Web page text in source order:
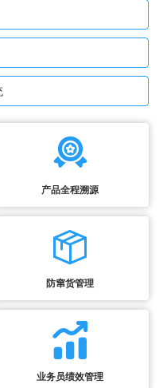
产品全程溯源
防窜货管理
业务员绩效管理